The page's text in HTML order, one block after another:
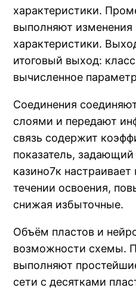
характеристики.
выполняют изменения
характеристики.
итоговый выход:
вычисленное
Соединения
слоями и передают
связь содержит
показатель,
казино7к
течении освоения,
снижая избыточные.
Объём пластов и
возможности схемы.
выполняют
сети с десятками